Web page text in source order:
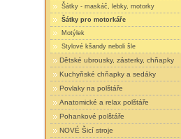
Šátky - maskáč, lebky, motorky
Šátky pro motorkáře
Motýlek
Stylové kšandy neboli šle
Dětské ubrousky, zásterky, chňapky
Kuchyňské chňapky a sedáky
Povlaky na polštáře
Anatomické a relax polštáře
Pohankové polštáře
NOVÉ Šicí stroje